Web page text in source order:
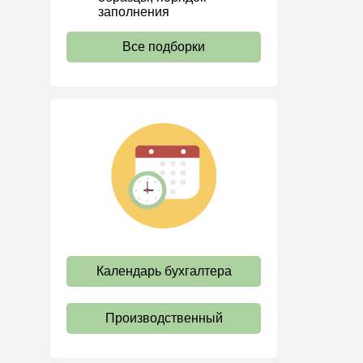
Водный налог
Экологический налог
Налог на игорный бизнес
Возврат и зачет налогов
Налоговые проверки
Ответственность
Статистика
Банк
Онлайн-кассы ККТ ККМ
Блокировка счета
заполнения
Все подборки
Календарь бухгалтера
Производственный